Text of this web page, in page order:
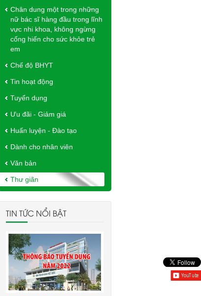
Chân dung một trong những
nữ bác sĩ hàng đầu trong lĩnh
vực nhi khoa, không ngừng
cống hiến cho sức khỏe trẻ
em
Chế độ BHYT
Tin hoạt động
Tuyển dụng
Ưu đãi - Giảm giá
Huấn luyện - Đào tạo
Dành cho nhân viên
Văn bản
Thư giãn
TIN TỨC NỔI BẬT